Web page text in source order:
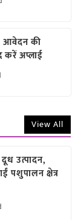
आवेदन की
करें अप्लाई
View All
उत्पादन,
पशुपालन क्षेत्र